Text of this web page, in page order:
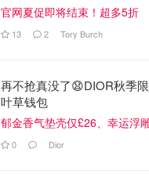
官网夏促即将结束！超多5折
13 2 Tory Burch
再不抢真没了😧DIOR秋季
叶草钱包
郁金香气垫壳仅£26、幸运浮
0 Dior